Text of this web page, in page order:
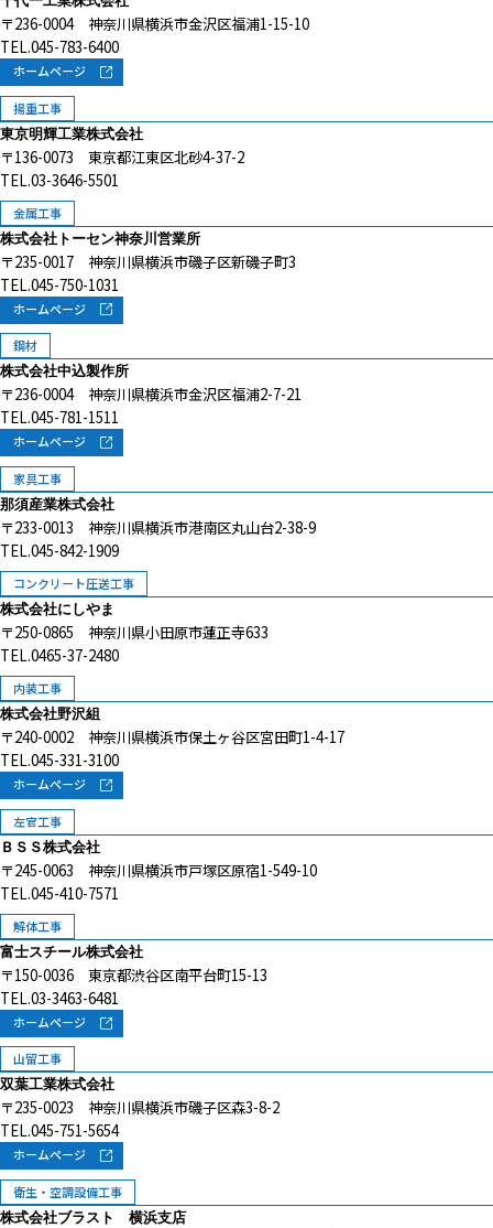
ホームページ
〒236-0004 神奈川県横浜市金沢区福浦1-15-10
TEL.045-783-6400
揚重工事
東京明輝工業株式会社
〒136-0073 東京都江東区北砂4-37-2
TEL.03-3646-5501
金属工事
株式会社トーセン神奈川営業所
ホームページ
〒235-0017 神奈川県横浜市磯子区新磯子町3
TEL.045-750-1031
鋼材
株式会社中込製作所
ホームページ
〒236-0004 神奈川県横浜市金沢区福浦2-7-21
TEL.045-781-1511
家具工事
那須産業株式会社
〒233-0013 神奈川県横浜市港南区丸山台2-38-9
TEL.045-842-1909
コンクリート圧送工事
株式会社にしやま
〒250-0865 神奈川県小田原市蓮正寺633
TEL.0465-37-2480
内装工事
株式会社野沢組
ホームページ
〒240-0002 神奈川県横浜市保土ヶ谷区宮田町1-4-17
TEL.045-331-3100
左官工事
ＢＳＳ株式会社
〒245-0063 神奈川県横浜市戸塚区原宿1-549-10
TEL.045-410-7571
解体工事
富士スチール株式会社
ホームページ
〒150-0036 東京都渋谷区南平台町15-13
TEL.03-3463-6481
山留工事
双葉工業株式会社
ホームページ
〒235-0023 神奈川県横浜市磯子区森3-8-2
TEL.045-751-5654
衛生・空調設備工事
株式会社ブラスト 横浜支店